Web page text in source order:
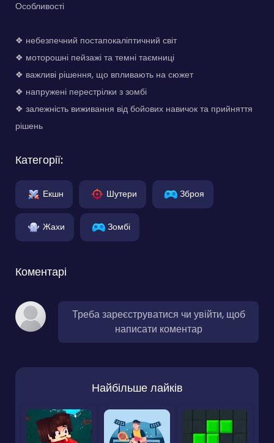
Особливості
❖ небезпечний постапокаліптичний світ
❖ моторошні пейзажі та темні таємниці
❖ важливі рішення, що впливають на сюжет
❖ напружені перестрілки з зомбі
❖ залежність виживання від бойових навичок та прийняття
рішень
Категорії:
Екшн Шутери Зброя
Жахи Зомбі
Коментарі
Треба зареєструватися чи увійти, щоб
написати коментар
Найбільше лайків